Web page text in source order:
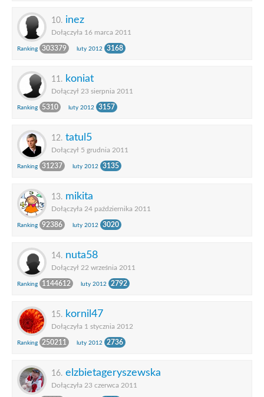
10. inez
Dołączyła 16 marca 2011
Ranking 303379 luty 2012 3168
11. koniat
Dołączył 23 sierpnia 2011
Ranking 5310 luty 2012 3157
12. tatul5
Dołączył 5 grudnia 2011
Ranking 31237 luty 2012 3135
13. mikita
Dołączyła 24 października 2011
Ranking 92386 luty 2012 3020
14. nuta58
Dołączył 22 września 2011
Ranking 1144612 luty 2012 2792
15. kornil47
Dołączyła 1 stycznia 2012
Ranking 250211 luty 2012 2736
16. elzbietageryszewska
Dołączyła 23 czerwca 2011